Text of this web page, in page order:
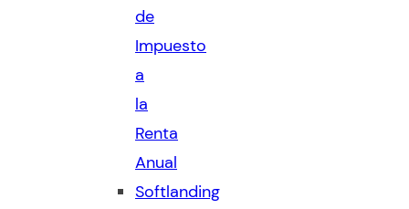
de
Impuesto
a
la
Renta
Anual
Softlanding